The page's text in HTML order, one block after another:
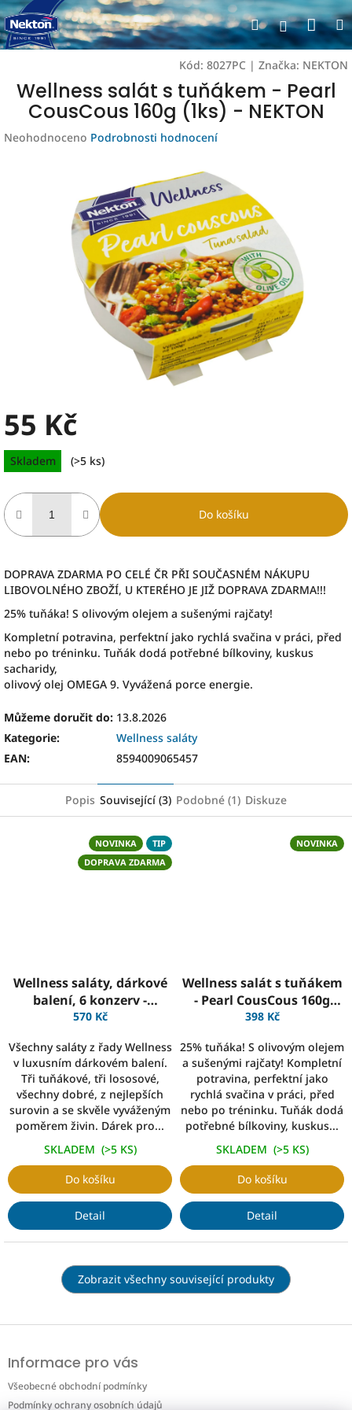
Přejít
na
obsah
Hledat
Kód: 8027PC | Značka: NEKTON
Wellness salát s tuňákem - Pearl
CousCous 160g (1ks) - NEKTON
Průměrné
Neohodnoceno Podrobnosti hodnocení
55 Kč
Měrná
cena:
Skladem (>5 ks)
Do košíku
DOPRAVA ZDARMA PO CELÉ ČR PŘI SOUČASNÉM NÁKUPU
LIBOVOLNÉHO ZBOŽÍ, U KTERÉHO JE JIŽ DOPRAVA ZDARMA!!!
25% tuňáka! S olivovým olejem a sušenými rajčaty!
Kompletní potravina, perfektní jako rychlá svačina v práci, před
nebo po tréninku. Tuňák dodá potřebné bílkoviny, kuskus
sacharidy,
olivový olej OMEGA 9. Vyvážená porce energie.
Můžeme doručit do: 13.8.2026
Kategorie:
Wellness saláty
EAN: 8594009065457
Popis Související (3) Podobné (1) Diskuze
NOVINKA
TIP
DOPRAVA ZDARMA
Wellness saláty, dárkové
balení, 6 konzerv -
NEKTON
570 Kč
Všechny saláty z řady Wellness
v luxusním dárkovém balení.
Tři tuňákové, tři lososové,
všechny dobré, z nejlepších
surovin a se skvěle vyváženým
poměrem živin. Dárek pro...
SKLADEM (>5 KS)
Do košíku
Detail
NOVINKA
Wellness salát s tuňákem
- Pearl CousCous 160g
(8ks) - NEKTON
398 Kč
25% tuňáka! S olivovým olejem
a sušenými rajčaty! Kompletní
potravina, perfektní jako
rychlá svačina v práci, před
nebo po tréninku. Tuňák dodá
potřebné bílkoviny, kuskus...
SKLADEM (>5 KS)
Do košíku
Detail
Zobrazit všechny související produkty
p
a
Informace pro vás
Všeobecné obchodní podmínky
Podmínky ochrany osobních údajů